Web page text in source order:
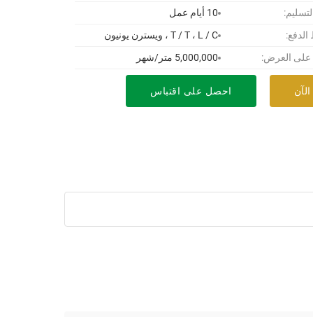
10 أيام عمل
T / T ، L / C ، ويسترن يونيون
على العرض:
5,000,000 متر/شهر
احصل على اقتباس